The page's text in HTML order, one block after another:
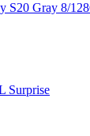
S20 Gray 8/
Surprise